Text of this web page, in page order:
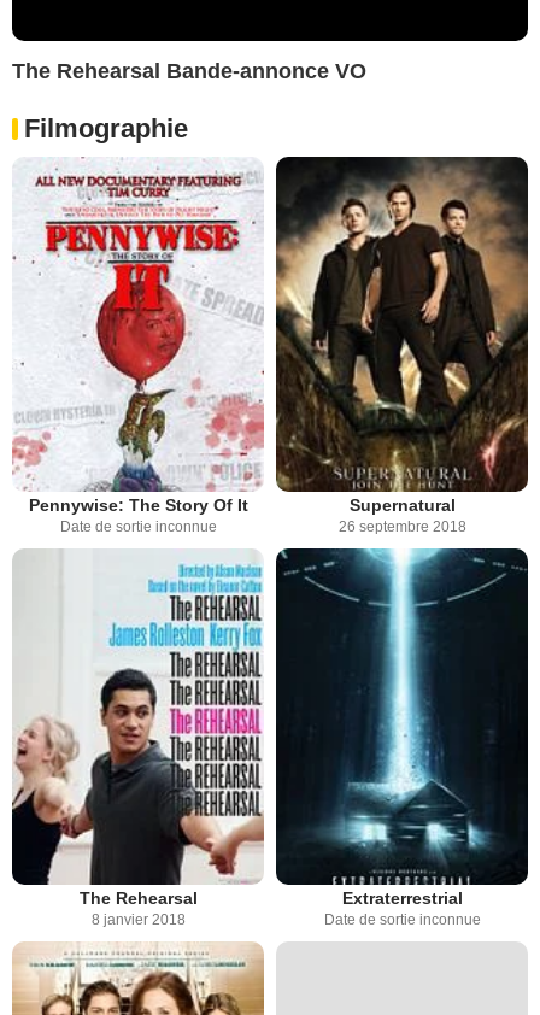
The Rehearsal Bande-annonce VO
Filmographie
Pennywise: The Story Of It
Date de sortie inconnue
Supernatural
26 septembre 2018
The Rehearsal
8 janvier 2018
Extraterrestrial
Date de sortie inconnue